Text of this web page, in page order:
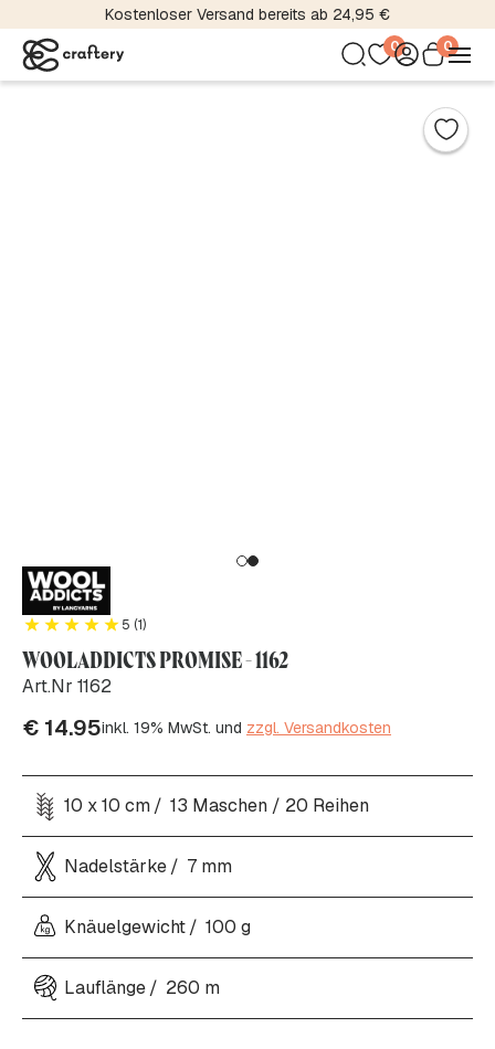
Kostenloser Versand bereits ab 24,95 €
0 0
5 (1)
WOOLADDICTS PROMISE - 1162
Art.Nr 1162
€ 14.95inkl. 19% MwSt. und zzgl. Versandkosten
10 x 10 cm 13 Maschen / 20 Reihen
Nadelstärke 7 mm
Knäuelgewicht 100 g
Lauflänge 260 m